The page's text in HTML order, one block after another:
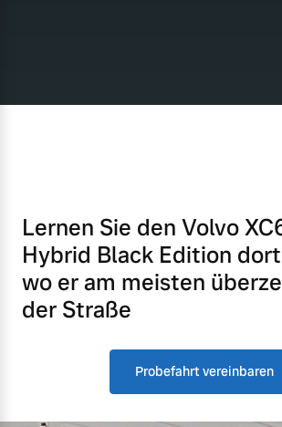
Lernen Sie den Volvo
Hybrid Black Edition
wo er am meisten
der Straße
Probefahrt vereinbaren